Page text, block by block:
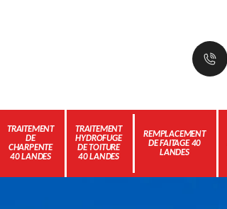
TRAITEMENT
DE
CHARPENTE
40 LANDES
TRAITEMENT
HYDROFUGE
DE TOITURE
40 LANDES
REMPLACEMENT
DE FAITAGE 40
LANDES